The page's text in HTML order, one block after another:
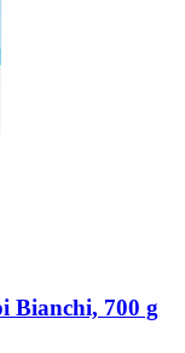
Bianchi, 700 g